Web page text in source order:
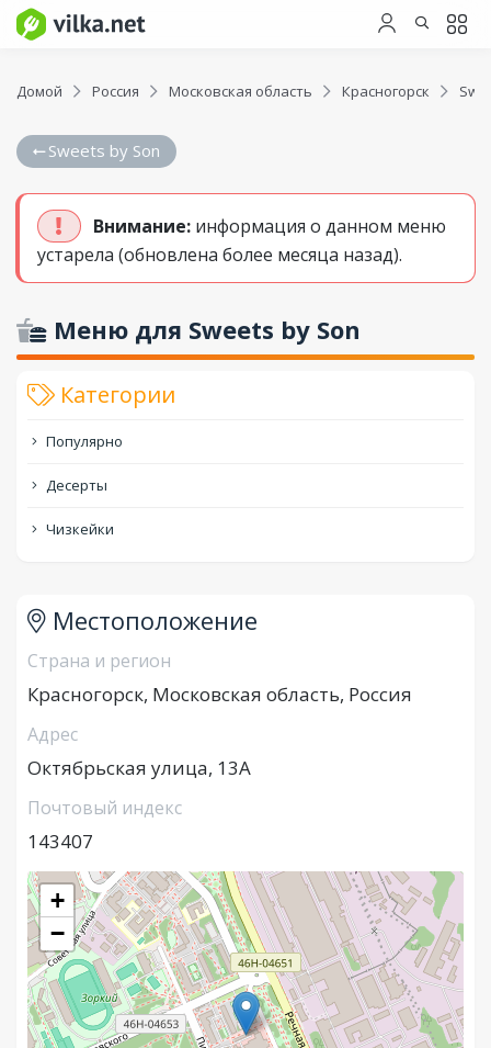
Домой Россия Московская область Красногорск
Sweets by Son
Внимание: информация о данном меню
устарела (обновлена более месяца назад).
Меню для Sweets by Son
Категории
Популярно
Десерты
Чизкейки
Местоположение
Страна и регион
Красногорск, Московская область, Россия
Адрес
Октябрьская улица, 13А
Почтовый индекс
143407
+
−